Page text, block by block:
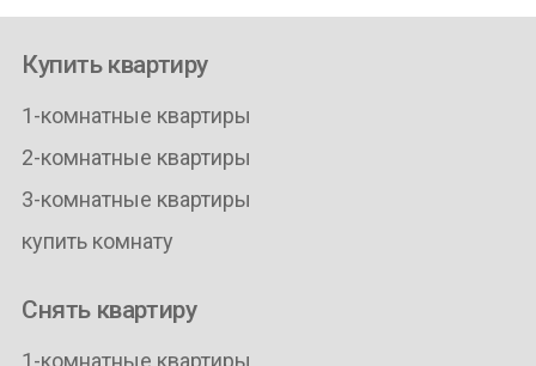
Купить квартиру
1-комнатные квартиры
2-комнатные квартиры
3-комнатные квартиры
купить комнату
Снять квартиру
1-комнатные квартиры